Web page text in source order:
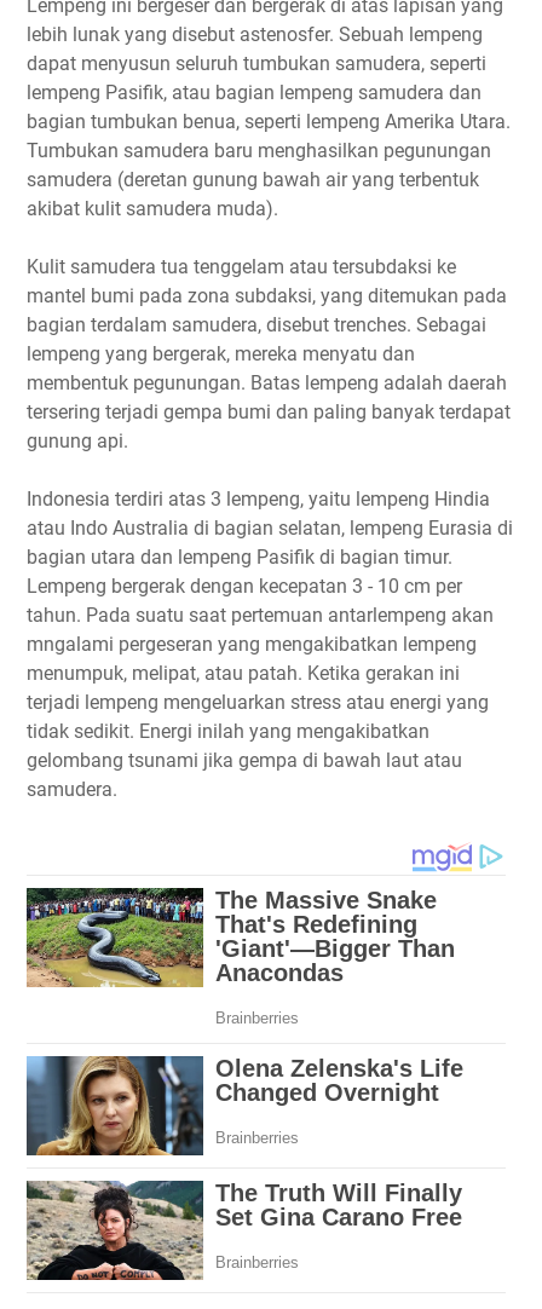
Lempeng ini bergeser dan bergerak di atas lapisan yang
lebih lunak yang disebut astenosfer. Sebuah lempeng
dapat menyusun seluruh tumbukan samudera, seperti
lempeng Pasifik, atau bagian lempeng samudera dan
bagian tumbukan benua, seperti lempeng Amerika Utara.
Tumbukan samudera baru menghasilkan pegunungan
samudera (deretan gunung bawah air yang terbentuk
akibat kulit samudera muda).
Kulit samudera tua tenggelam atau tersubdaksi ke
mantel bumi pada zona subdaksi, yang ditemukan pada
bagian terdalam samudera, disebut trenches. Sebagai
lempeng yang bergerak, mereka menyatu dan
membentuk pegunungan. Batas lempeng adalah daerah
tersering terjadi gempa bumi dan paling banyak terdapat
gunung api.
Indonesia terdiri atas 3 lempeng, yaitu lempeng Hindia
atau Indo Australia di bagian selatan, lempeng Eurasia di
bagian utara dan lempeng Pasifik di bagian timur.
Lempeng bergerak dengan kecepatan 3 - 10 cm per
tahun. Pada suatu saat pertemuan antarlempeng akan
mngalami pergeseran yang mengakibatkan lempeng
menumpuk, melipat, atau patah. Ketika gerakan ini
terjadi lempeng mengeluarkan stress atau energi yang
tidak sedikit. Energi inilah yang mengakibatkan
gelombang tsunami jika gempa di bawah laut atau
samudera.